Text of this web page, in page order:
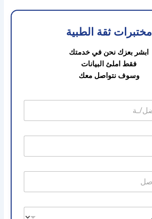
مختبرات ثقة الطبية
ابشر بعزك نحن في خدمتك
فقط املئ البيانات
وسوف نتواصل معك